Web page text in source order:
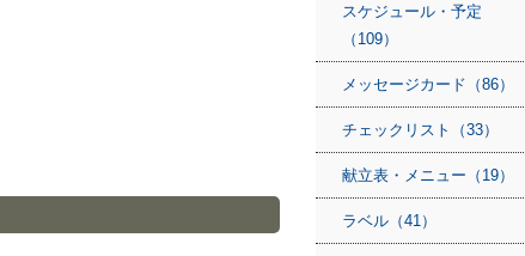
スケジュール・予定
（109）
メッセージカード（86）
チェックリスト（33）
献立表・メニュー（19）
ラベル（41）